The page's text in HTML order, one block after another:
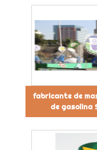
fabricante de
de gasolina